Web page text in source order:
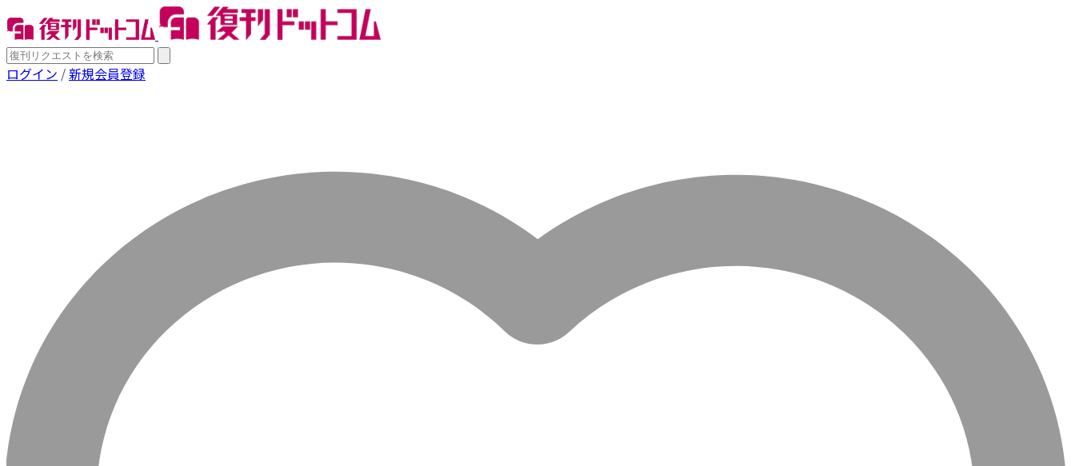
ログイン /新規会員登録